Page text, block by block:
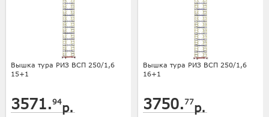
Вышка тура РИЗ ВСП 250/1,6
15+1
3571.94р.
Вышка тура РИЗ ВСП 250/1,6
16+1
3750. 77р.